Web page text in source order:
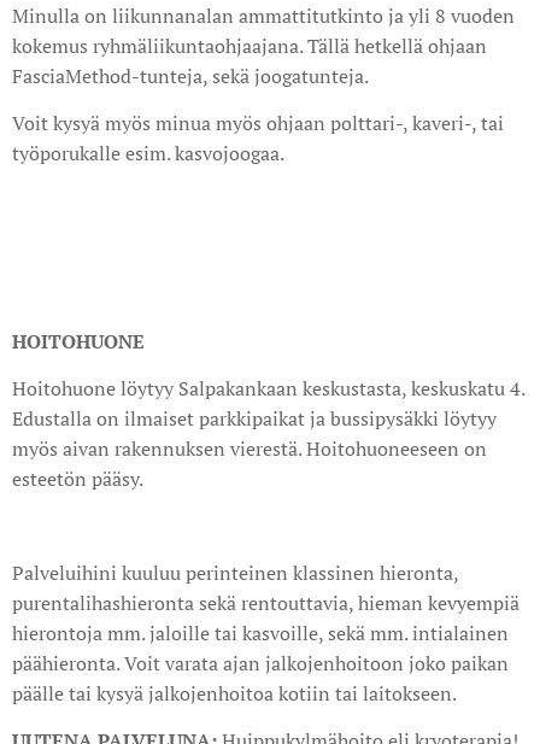
Minulla on liikunnanalan ammattitutkinto ja yli 8 vuoden
kokemus ryhmäliikuntaohjaajana. Tällä hetkellä ohjaan
FasciaMethod-tunteja, sekä joogatunteja.
Voit kysyä myös minua myös ohjaan polttari-, kaveri-, tai
työporukalle esim. kasvojoogaa.
HOITOHUONE
Hoitohuone löytyy Salpakankaan keskustasta, keskuskatu 4.
Edustalla on ilmaiset parkkipaikat ja bussipysäkki löytyy
myös aivan rakennuksen vierestä. Hoitohuoneeseen on
esteetön pääsy.
Palveluihini kuuluu perinteinen klassinen hieronta,
purentalihashieronta sekä rentouttavia, hieman kevyempiä
hierontoja mm. jaloille tai kasvoille, sekä mm. intialainen
päähieronta. Voit varata ajan jalkojenhoitoon joko paikan
päälle tai kysyä jalkojenhoitoa kotiin tai laitokseen.